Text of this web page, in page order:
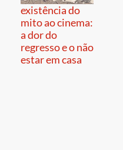
existência do
mito ao cinema:
a dor do
regresso e o não
estar em casa